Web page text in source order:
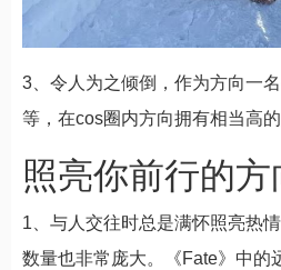
3、令人为之倾倒，作为方向一
等，在cos圈内方向拥有相当高的
照亮你前行的方
1、与人交往时总是满怀照亮热
数量也非常庞大。《Fate》中的